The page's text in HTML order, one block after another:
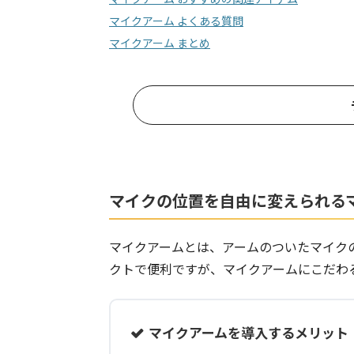
マイクアーム よくある質問
マイクアーム まとめ
マイクの位置を自由に変えられる
マイクアームとは、アームのついたマイ
クトで便利ですが、マイクアームにこだ
マイクアームを導入するメリット